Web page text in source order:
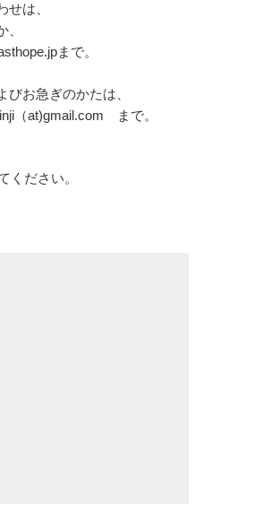
せは、
、
まで。
びお急ぎのかたは、
（at)gmail.com まで。
ください。